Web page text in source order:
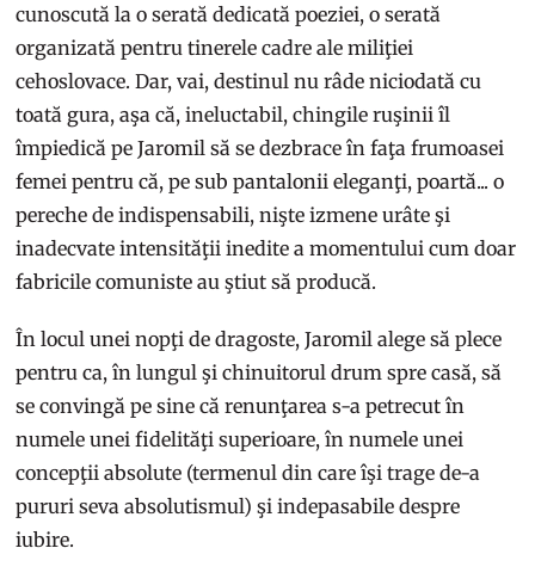
cunoscută la o serată dedicată poeziei, o serată
organizată pentru tinerele cadre ale miliţiei
cehoslovace. Dar, vai, destinul nu râde niciodată cu
toată gura, aşa că, ineluctabil, chingile ruşinii îl
împiedică pe Jaromil să se dezbrace în faţa frumoasei
femei pentru că, pe sub pantalonii eleganţi, poartă... o
pereche de indispensabili, nişte izmene urâte şi
inadecvate intensităţii inedite a momentului cum doar
fabricile comuniste au ştiut să producă.
În locul unei nopţi de dragoste, Jaromil alege să plece
pentru ca, în lungul şi chinuitorul drum spre casă, să
se convingă pe sine că renunţarea s-a petrecut în
numele unei fidelităţi superioare, în numele unei
concepţii absolute (termenul din care îşi trage de-a
pururi seva absolutismul) şi indepasabile despre
iubire.